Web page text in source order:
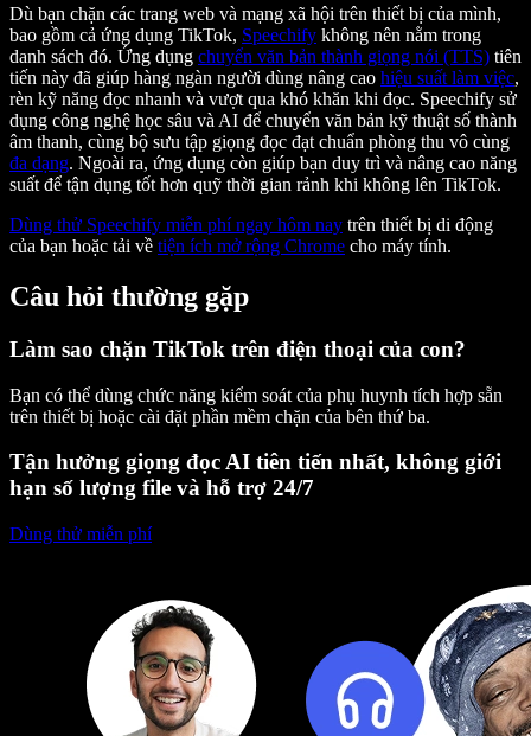
Dù bạn chặn các trang web và mạng xã hội trên thiết bị của mình,
bao gồm cả ứng dụng TikTok, Speechify không nên nằm trong
danh sách đó. Ứng dụng chuyển văn bản thành giọng nói (TTS) tiên
tiến này đã giúp hàng ngàn người dùng nâng cao hiệu suất làm việc,
rèn kỹ năng đọc nhanh và vượt qua khó khăn khi đọc. Speechify sử
dụng công nghệ học sâu và AI để chuyển văn bản kỹ thuật số thành
âm thanh, cùng bộ sưu tập giọng đọc đạt chuẩn phòng thu vô cùng
đa dạng. Ngoài ra, ứng dụng còn giúp bạn duy trì và nâng cao năng
suất để tận dụng tốt hơn quỹ thời gian rảnh khi không lên TikTok.
Dùng thử Speechify miễn phí ngay hôm nay trên thiết bị di động
của bạn hoặc tải về tiện ích mở rộng Chrome cho máy tính.
Câu hỏi thường gặp
Làm sao chặn TikTok trên điện thoại của con?
Bạn có thể dùng chức năng kiểm soát của phụ huynh tích hợp sẵn
trên thiết bị hoặc cài đặt phần mềm chặn của bên thứ ba.
Tận hưởng giọng đọc AI tiên tiến nhất, không giới
hạn số lượng file và hỗ trợ 24/7
Dùng thử miễn phí